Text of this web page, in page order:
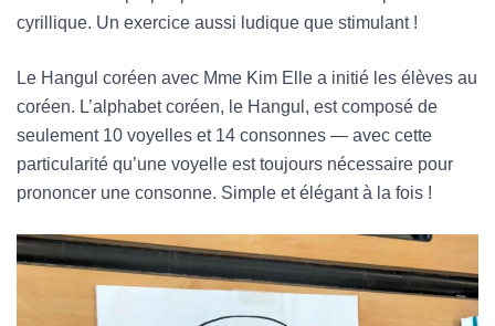
cyrillique. Un exercice aussi ludique que stimulant !
Le Hangul coréen avec Mme Kim Elle a initié les élèves au
coréen. L’alphabet coréen, le Hangul, est composé de
seulement 10 voyelles et 14 consonnes — avec cette
particularité qu’une voyelle est toujours nécessaire pour
prononcer une consonne. Simple et élégant à la fois !